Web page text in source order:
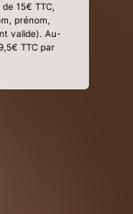
15€ TTC,
prénom,
valide). Au-
TTC par